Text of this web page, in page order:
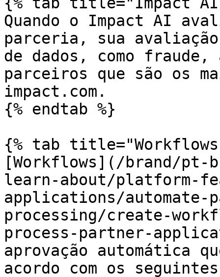
Quando o Impact AI
parceria, sua
de dados, como
parceiros que são os
impact.com.
{% endtab %}
{% tab
[Workflows](/brand/
learn-about/platform-
applications/
processing/create-
process-partner-
aprovação automática
acordo com os